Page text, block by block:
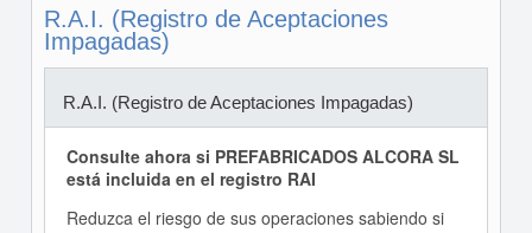
R.A.I. (Registro de Aceptaciones
Impagadas)
R.A.I. (Registro de Aceptaciones Impagadas)
Consulte ahora si PREFABRICADOS ALCORA SL
está incluida en el registro RAI
Reduzca el riesgo de sus operaciones sabiendo si